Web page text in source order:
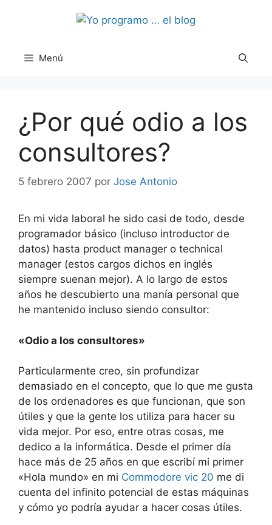
Menú
¿Por qué odio a los
consultores?
5 febrero 2007 por Jose Antonio
En mi vida laboral he sido casi de todo, desde
programador básico (incluso introductor de
datos) hasta product manager o technical
manager (estos cargos dichos en inglés
siempre suenan mejor). A lo largo de estos
años he descubierto una manía personal que
he mantenido incluso siendo consultor:
«Odio a los consultores»
Particularmente creo, sin profundizar
demasiado en el concepto, que lo que me gusta
de los ordenadores es que funcionan, que son
útiles y que la gente los utiliza para hacer su
vida mejor. Por eso, entre otras cosas, me
dedico a la informática. Desde el primer día
hace más de 25 años en que escribí mi primer
«Hola mundo» en mi Commodore vic 20 me di
cuenta del infinito potencial de estas máquinas
y cómo yo podría ayudar a hacer cosas útiles.